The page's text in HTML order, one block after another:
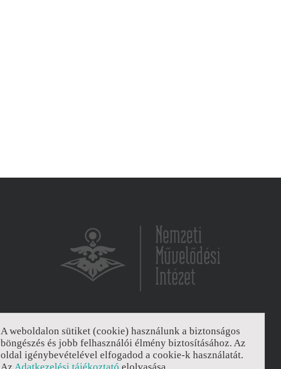
Email:titkarsag@nmi.hu
Web:www.nmi.hu
A weboldalon sütiket (cookie) használunk a biztonságos
böngészés és jobb felhasználói élmény biztosításához. Az
oldal igénybevételével elfogadod a cookie-k használatát.